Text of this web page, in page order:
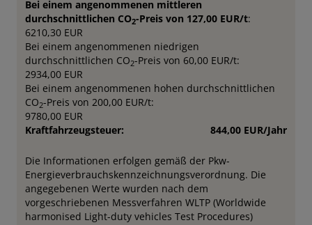
Bei einem angenommenen mittleren
durchschnittlichen CO2-Preis von 127,00 EUR/t:
6210,30 EUR
Bei einem angenommenen niedrigen
durchschnittlichen CO2-Preis von 60,00 EUR/t:
2934,00 EUR
Bei einem angenommenen hohen durchschnittlichen
CO2-Preis von 200,00 EUR/t:
9780,00 EUR
Kraftfahrzeugsteuer:
844,00 EUR/Jahr
Die Informationen erfolgen gemäß der Pkw-
Energieverbrauchskennzeichnungsverordnung. Die
angegebenen Werte wurden nach dem
vorgeschriebenen Messverfahren WLTP (Worldwide
harmonised Light-duty vehicles Test Procedures)